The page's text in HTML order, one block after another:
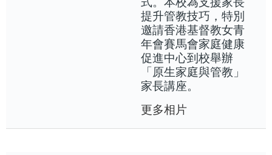
提升管教技巧，特別
邀請香港基督教女青
年會賽馬會家庭健康
促進中心到校舉辦
「原生家庭與管教」
家長講座。
更多相片